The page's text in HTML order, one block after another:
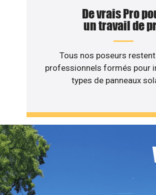
De vrais Pro
un travail de
Tous nos poseurs
professionnels formés pour
types de panneaux